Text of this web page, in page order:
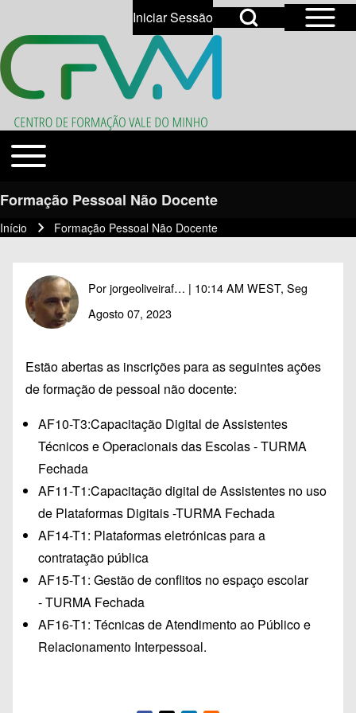
Close search
Search
Open Sidebar
Open Search Block
User account menu
Iniciar SessãoOpen login dialog
Temas
Toggle main menu
Formação Pessoal Não Docente
Navegação estrutural
Início Formação Pessoal Não Docente
Porjorgeoliveiraf… | 10:14 AM WEST, Seg
Agosto 07, 2023
Estão abertas as inscrições para as seguintes ações
de formação de pessoal não docente:
AF10-T3:Capacitação Digital de Assistentes
Técnicos e Operacionais das Escolas - TURMA
Fechada
AF11-T1:Capacitação digital de Assistentes no uso
de Plataformas Digitais -TURMA Fechada
AF14-T1: Plataformas eletrónicas para a
contratação pública
AF15-T1: Gestão de conflitos no espaço escolar
- TURMA Fechada
AF16-T1: Técnicas de Atendimento ao Público e
Relacionamento Interpessoal.